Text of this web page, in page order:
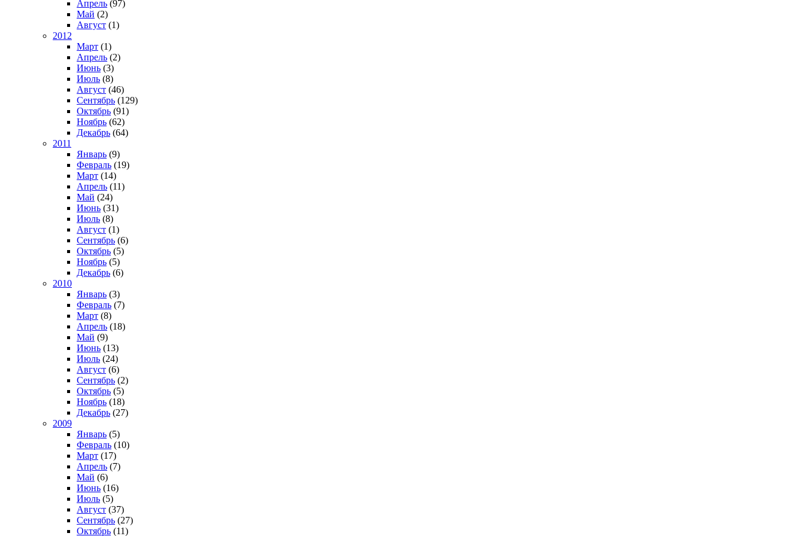
Апрель (97)
Май (2)
Август (1)
2012
Март (1)
Апрель (2)
Июнь (3)
Июль (8)
Август (46)
Сентябрь (129)
Октябрь (91)
Ноябрь (62)
Декабрь (64)
2011
Январь (9)
Февраль (19)
Март (14)
Апрель (11)
Май (24)
Июнь (31)
Июль (8)
Август (1)
Сентябрь (6)
Октябрь (5)
Ноябрь (5)
Декабрь (6)
2010
Январь (3)
Февраль (7)
Март (8)
Апрель (18)
Май (9)
Июнь (13)
Июль (24)
Август (6)
Сентябрь (2)
Октябрь (5)
Ноябрь (18)
Декабрь (27)
2009
Январь (5)
Февраль (10)
Март (17)
Апрель (7)
Май (6)
Июнь (16)
Июль (5)
Август (37)
Сентябрь (27)
Октябрь (11)